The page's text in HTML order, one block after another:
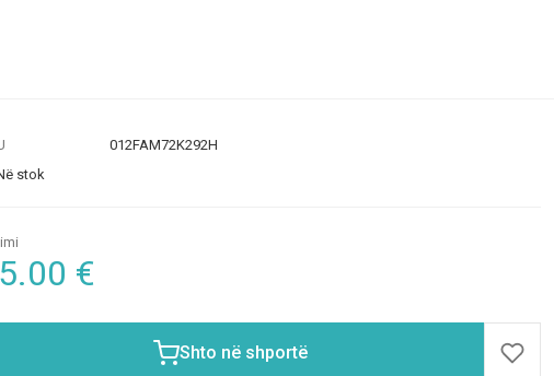
012FAM72K292H
stok
€
Shto në shportë